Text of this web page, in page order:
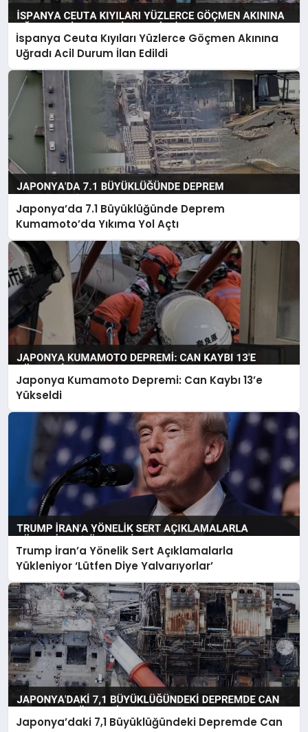
İspanya Ceuta Kıyıları Yüzlerce Göçmen Akınına
Uğradı Acil Durum İlan Edildi
Japonya’da 7.1 Büyüklüğünde Deprem
Kumamoto’da Yıkıma Yol Açtı
Japonya Kumamoto Depremi: Can Kaybı 13’e
Yükseldi
Trump İran’a Yönelik Sert Açıklamalarla
Yükleniyor ‘Lütfen Diye Yalvarıyorlar’
Japonya’daki 7,1 Büyüklüğündeki Depremde Can